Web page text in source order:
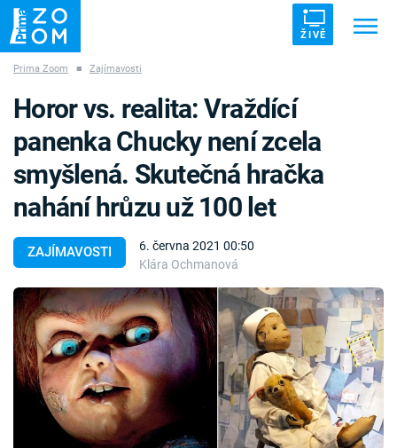
ŽIVĚ
ZÁHADY VETŘELCI DÁVNOVĚKU
Témata
Témata
Pořady
TV Program
Časopis
Prima Zoom ■ Zajímavosti
ZAJÍMAVOSTI
6. června 2021 00:50
Klára Ochmanová
Horor vs. realita: Vraždící
panenka Chucky není zcela
smyšlená. Skutečná hračka
nahání hrůzu už 100 let